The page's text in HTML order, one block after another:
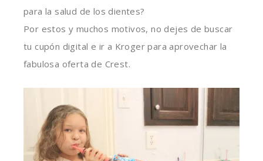
para la salud de los dientes?
Por estos y muchos motivos, no dejes de buscar
tu cupón digital e ir a Kroger para aprovechar la
fabulosa oferta de Crest.